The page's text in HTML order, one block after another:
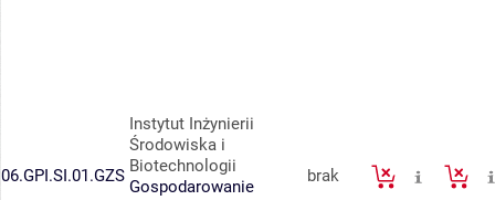
06.GPI.SI.01.GZS
Instytut Inżynierii
Środowiska i
Biotechnologii
Gospodarowanie
brak